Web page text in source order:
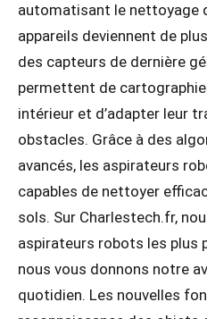
automatisant le nettoyage
appareils deviennent de
des capteurs de dernière
permettent de
intérieur et d’adapter leur
obstacles. Grâce à des
avancés, les aspirateurs
capables de nettoyer
sols. Sur Charlestech.fr,
aspirateurs robots les plus
nous vous donnons notre
quotidien. Les nouvelles